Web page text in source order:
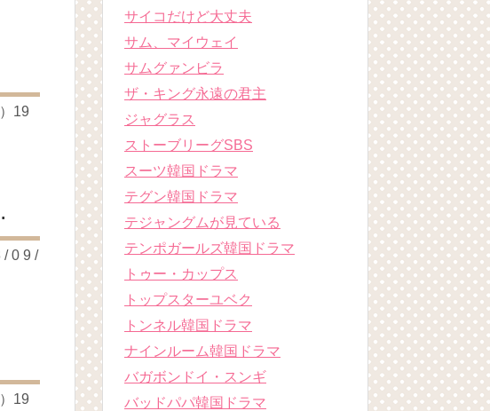
ンイ
19
0 9 /
19
サイコだけど大丈夫
サム、マイウェイ
サムグァンビラ
ザ・キング永遠の君主
ジャグラス
ストーブリーグSBS
スーツ韓国ドラマ
テグン韓国ドラマ
テジャングムが見ている
テンポガールズ韓国ドラマ
トゥー・カップス
トップスターユベク
トンネル韓国ドラマ
ナインルーム韓国ドラマ
バガボンドイ・スンギ
バッドパパ韓国ドラマ